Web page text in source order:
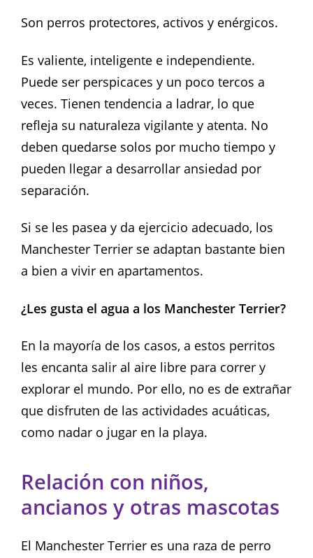
Son perros protectores, activos y enérgicos.
Es valiente, inteligente e independiente.
Puede ser perspicaces y un poco tercos a
veces. Tienen tendencia a ladrar, lo que
refleja su naturaleza vigilante y atenta. No
deben quedarse solos por mucho tiempo y
pueden llegar a desarrollar ansiedad por
separación.
Si se les pasea y da ejercicio adecuado, los
Manchester Terrier se adaptan bastante bien
a bien a vivir en apartamentos.
¿Les gusta el agua a los Manchester Terrier?
En la mayoría de los casos, a estos perritos
les encanta salir al aire libre para correr y
explorar el mundo. Por ello, no es de extrañar
que disfruten de las actividades acuáticas,
como nadar o jugar en la playa.
Relación con niños,
ancianos y otras mascotas
El Manchester Terrier es una raza de perro